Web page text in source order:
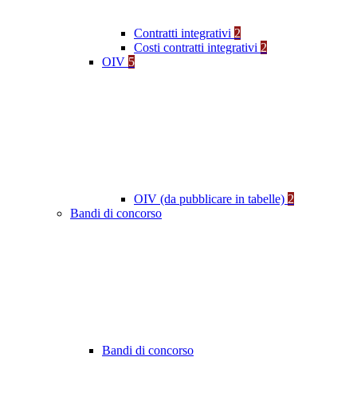
Contratti integrativi 2
Costi contratti integrativi 2
OIV 5
OIV (da pubblicare in tabelle) 2
Bandi di concorso
Bandi di concorso